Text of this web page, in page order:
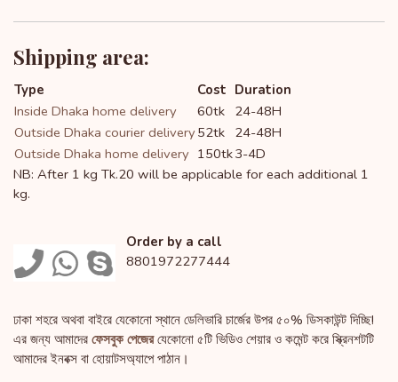
Shipping area:
Type Cost Duration
Inside Dhaka home delivery
60tk 24-48H
Outside Dhaka courier delivery52tk 24-48H
Outside Dhaka home delivery 150tk3-4D
NB: After 1 kg Tk.20 will be applicable for each additional 1
kg.
Order by a call
8801972277444
ঢাকা শহরে অথবা বাইরে যেকোনো স্থানে ডেলিভারি চার্জের উপর ৫০% ডিসকাউন্ট দিচ্ছি!
এর জন্য আমাদের ফেসবুক পেজেরযেকোনো ৫টি ভিডিও শেয়ার ও কমেন্ট করে স্ক্রিনশটটি
আমাদের ইনবক্স বা হোয়াটসঅ্যাপে পাঠান।